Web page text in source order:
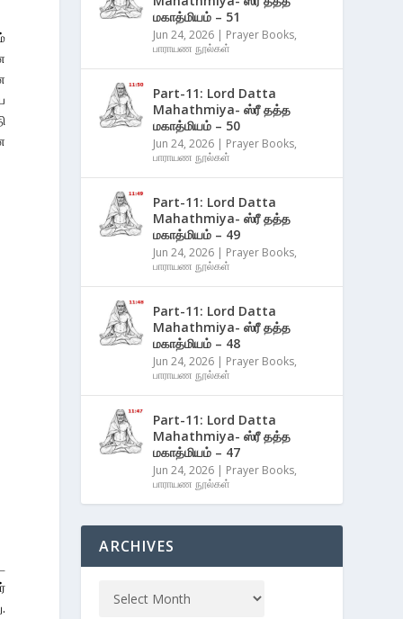
மகாத்மியம் – 51
Jun 24, 2026 | Prayer Books,
பாராயண நூல்கள்
Part-11: Lord Datta
Mahathmiya- ஸ்ரீ தத்த
மகாத்மியம் – 50
Jun 24, 2026 | Prayer Books,
பாராயண நூல்கள்
Part-11: Lord Datta
Mahathmiya- ஸ்ரீ தத்த
மகாத்மியம் – 49
Jun 24, 2026 | Prayer Books,
பாராயண நூல்கள்
Part-11: Lord Datta
Mahathmiya- ஸ்ரீ தத்த
மகாத்மியம் – 48
Jun 24, 2026 | Prayer Books,
பாராயண நூல்கள்
Part-11: Lord Datta
Mahathmiya- ஸ்ரீ தத்த
மகாத்மியம் – 47
Jun 24, 2026 | Prayer Books,
பாராயண நூல்கள்
ARCHIVES